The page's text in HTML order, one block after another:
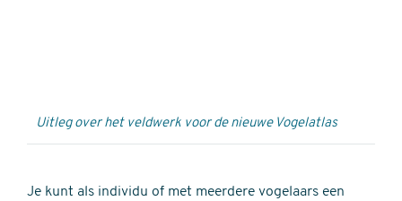
Uitleg over het veldwerk voor de nieuwe Vogelatlas
Je kunt als individu of met meerdere vogelaars een